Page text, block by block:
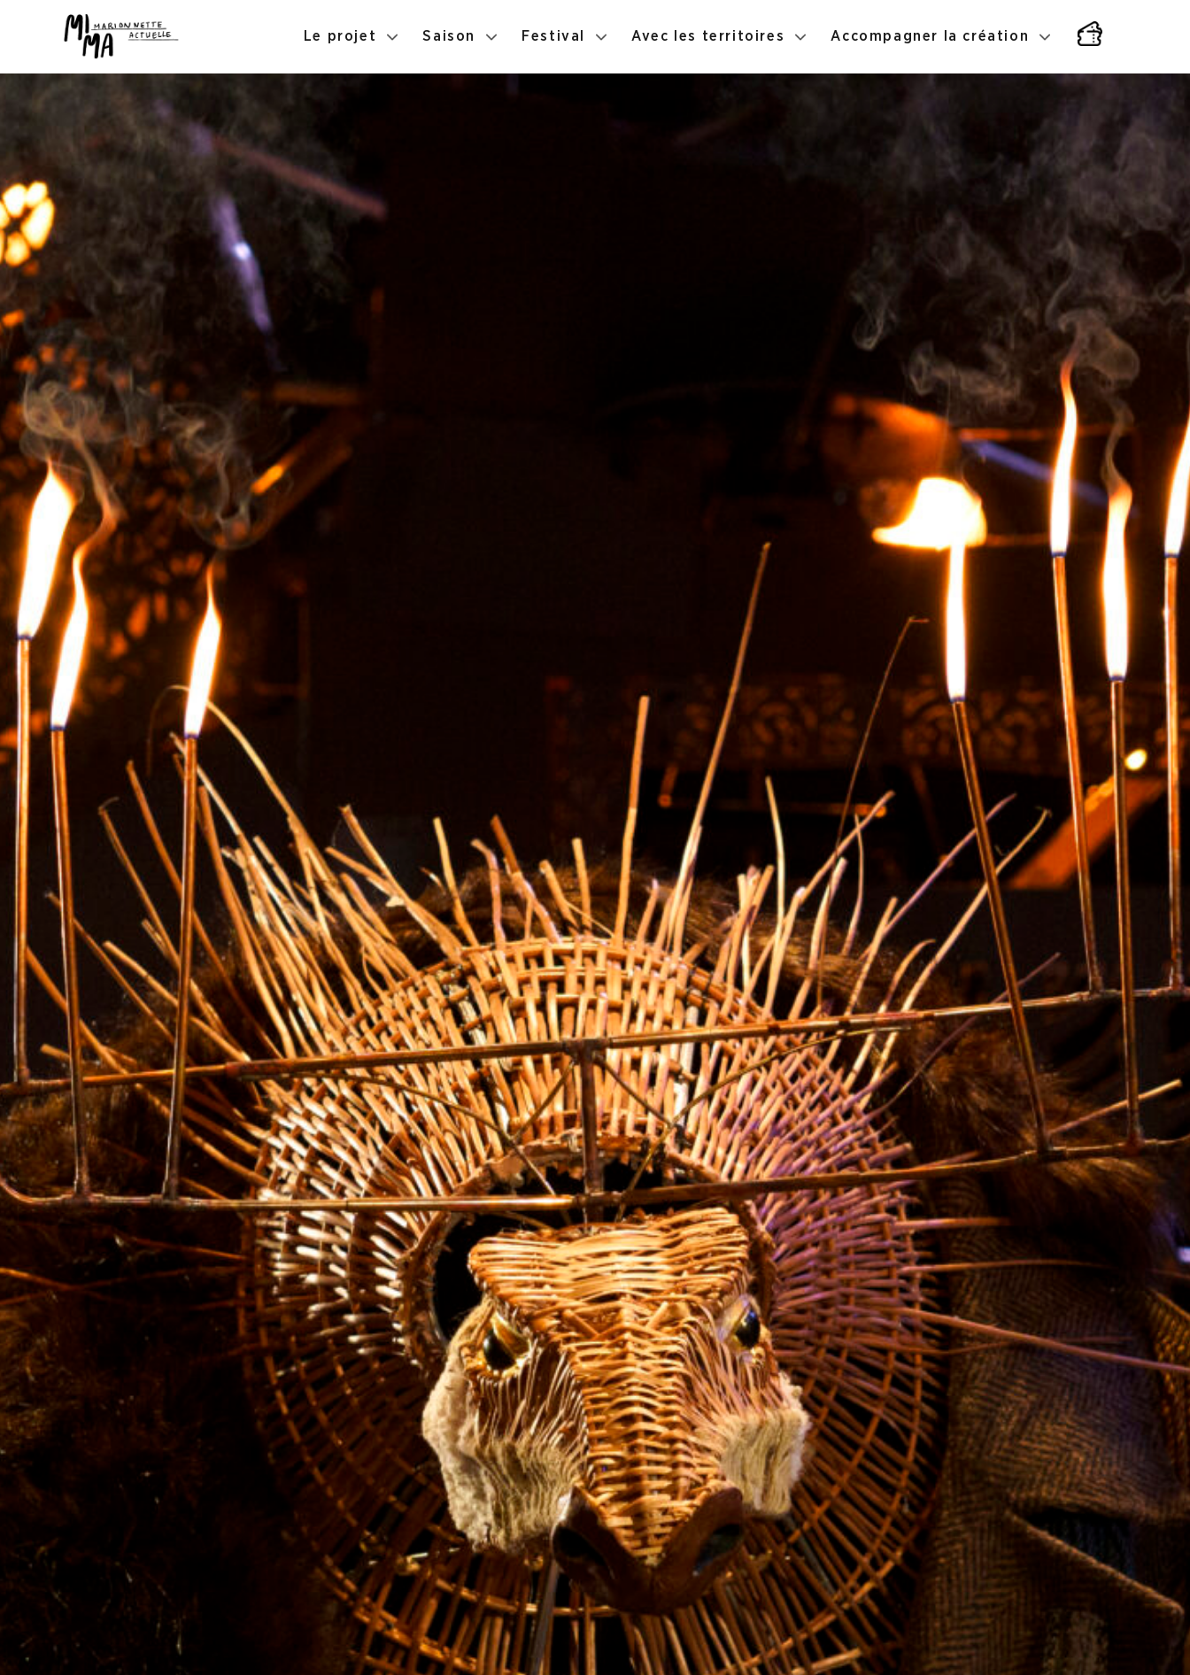
Le projet Saison Festival Avec les territoires Accompagner la création